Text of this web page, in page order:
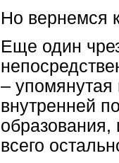
Но вернемся
Еще один
–
внутренней
всего